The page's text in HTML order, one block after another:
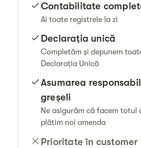
Contabilitate
Ai toate registrele la zi
Declarația unică
Completăm și depunem
Declarația Unică
Asumarea
greșeli
Ne asigurăm că facem totul
plătim noi amenda
Prioritate în customer